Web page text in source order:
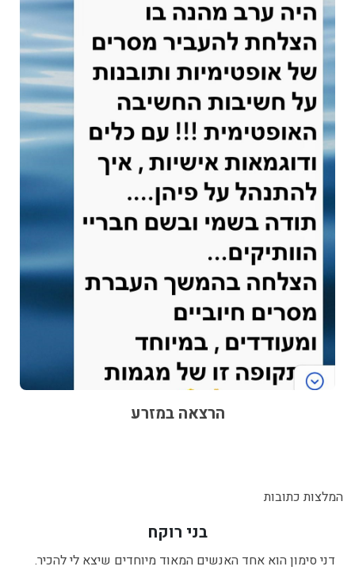
הרצאה במזרע
המלצות כתובות
בני רוקח
דני סימון הוא אחד האנשים המאוד מיוחדים שיצא לי להכיר.